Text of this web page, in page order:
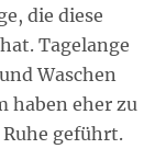
die diese
Tagelange
Waschen
haben eher zu
geführt.